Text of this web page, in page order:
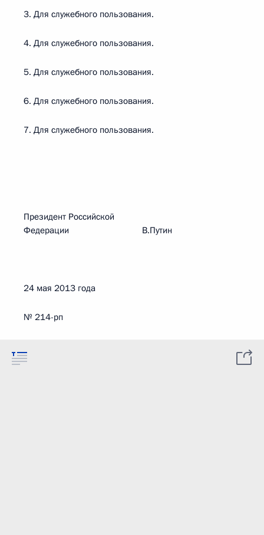
3. Для служебного пользования.
4. Для служебного пользования.
5. Для служебного пользования.
6. Для служебного пользования.
7. Для служебного пользования.
Президент Российской
Федерации В.Путин
24 мая 2013 года
№ 214-рп